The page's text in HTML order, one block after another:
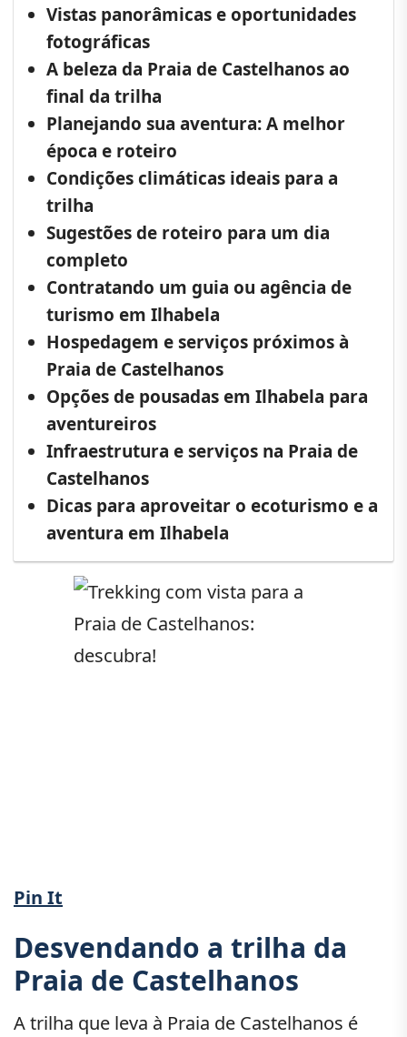
Vistas panorâmicas e oportunidades
fotográficas
A beleza da Praia de Castelhanos ao
final da trilha
Planejando sua aventura: A melhor
época e roteiro
Condições climáticas ideais para a
trilha
Sugestões de roteiro para um dia
completo
Contratando um guia ou agência de
turismo em Ilhabela
Hospedagem e serviços próximos à
Praia de Castelhanos
Opções de pousadas em Ilhabela para
aventureiros
Infraestrutura e serviços na Praia de
Castelhanos
Dicas para aproveitar o ecoturismo e a
aventura em Ilhabela
Pin It
Desvendando a trilha da
Praia de Castelhanos
A trilha que leva à Praia de Castelhanos é